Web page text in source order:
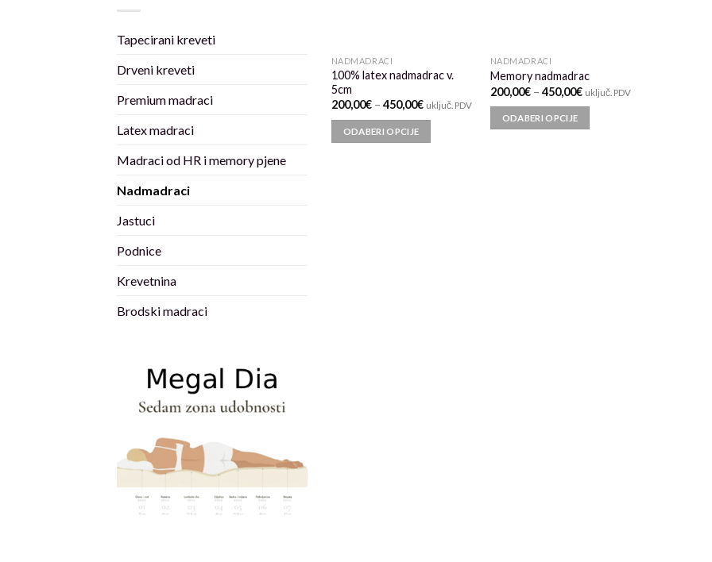
Tapecirani kreveti
Drveni kreveti
Premium madraci
Latex madraci
Madraci od HR i memory pjene
Nadmadraci
Jastuci
Podnice
Krevetnina
Brodski madraci
NADMADRACI
100% latex nadmadrac v.
5cm
200,00€– 450,00€ uključ. PDV
ODABERI OPCIJE
NADMADRACI
Memory nadmadrac
200,00€– 450,00€ uključ. PDV
ODABERI OPCIJE